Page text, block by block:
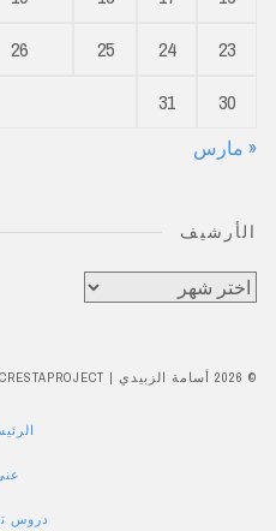
23
24
25
26
30
31
« مارس
الأرشيف
الأرشيف
© 2026 أسامة الزبيدي |
دروس